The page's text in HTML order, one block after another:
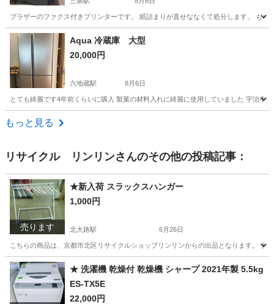
ブラザーのファクス付きプリンターです。 紙詰まりが直せななくて処分します。 も
京都 京都市 三条駅 家電 ブラザー
Aqua 冷蔵庫 大型
20,000円
六地蔵駅 8月6日
とても綺麗です4年前くらいに購入 製菓の材料入れに綺麗に使用していました 宇治市
京都 宇治市
もっと見る
リサイクル リンリンさんのその他の投稿記事：
売ります
★新入荷 スラックスハンガー
1,000円
北大路駅 6月26日
こちらの商品は、京都市北区リサイクルショップリンリンからの出品となります。
京都 京都市 北大路駅 家具
★ 洗濯機 乾燥付 乾燥機 シャープ 2021年製 5.5kg
ES-TX5E
22,000円